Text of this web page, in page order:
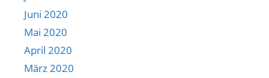
Juni 2020
Mai 2020
April 2020
März 2020